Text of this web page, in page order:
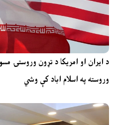
د ایران او امریکا د تړون وروستۍ
وروسته په اسلام اباد کې وشي